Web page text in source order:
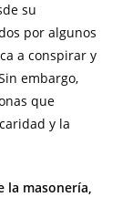
su
por algunos
a conspirar y
embargo,
que
y la
la masonería,